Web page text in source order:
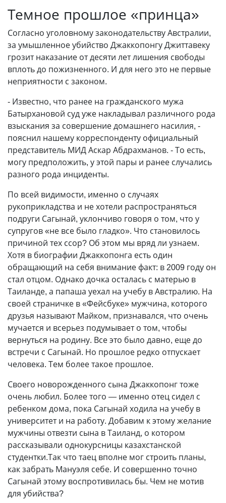
Темное прошлое «принца»
Согласно уголовному законодательству Австралии,
за умышленное убийство Джаккопонгу Джиттавеку
грозит наказание от десяти лет лишения свободы
вплоть до пожизненного. И для него это не первые
неприятности с законом.
- Известно, что ранее на гражданского мужа
Батырхановой суд уже накладывал различного рода
взыскания за совершение домашнего насилия, -
пояснил нашему корреспонденту официальный
представитель МИД Аскар Абдрахманов. - То есть,
могу предположить, у этой пары и ранее случались
разного рода инциденты.
По всей видимости, именно о случаях
рукоприкладства и не хотели распространяться
подруги Сагынай, уклончиво говоря о том, что у
супругов «не все было гладко». Что становилось
причиной тех ссор? Об этом мы вряд ли узнаем.
Хотя в биографии Джаккопонга есть один
обращающий на себя внимание факт: в 2009 году он
стал отцом. Однако дочка осталась с матерью в
Таиланде, а папаша уехал на учебу в Австралию. На
своей страничке в «Фейсбуке» мужчина, которого
друзья называют Майком, признавался, что очень
мучается и всерьез подумывает о том, чтобы
вернуться на родину. Все это было давно, еще до
встречи с Сагынай. Но прошлое редко отпускает
человека. Тем более такое прошлое.
Своего новорожденного сына Джаккопонг тоже
очень любил. Более того — именно отец сидел с
ребенком дома, пока Сагынай ходила на учебу в
университет и на работу. Добавим к этому желание
мужчины отвезти сына в Таиланд, о котором
рассказывали однокурсницы казахстанской
студентки.Так что таец вполне мог строить планы,
как забрать Мануэля себе. И совершенно точно
Сагынай этому воспротивилась бы. Чем не мотив
для убийства?